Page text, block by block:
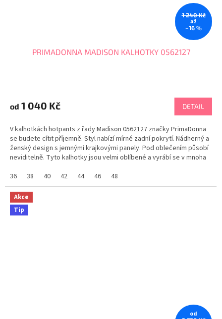
1 240 Kč
až
–16 %
PRIMADONNA MADISON KALHOTKY 0562127
od 1 040 Kč DETAIL
V kalhotkách hotpants z řady Madison 0562127 značky PrimaDonna
se budete cítit příjemně. Styl nabízí mírné zadní pokrytí. Nádherný a
ženský design s jemnými krajkovými panely. Pod oblečením působí
neviditelně. Tyto kalhotky jsou velmi oblíbené a vyrábí se v mnoha
36
38 40 42 44 46 48
Akce
Tip
od